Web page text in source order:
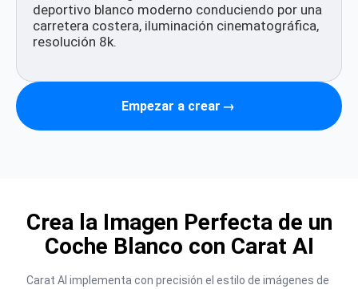
Empezar a crear →
Crea la Imagen Perfecta de un
Coche Blanco con Carat AI
Carat AI implementa con precisión el estilo de imágenes de